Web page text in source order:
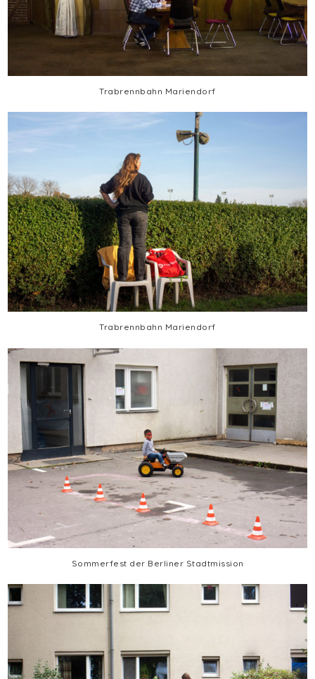
Trabrennbahn Mariendorf
Trabrennbahn Mariendorf
Sommerfest der Berliner Stadtmission